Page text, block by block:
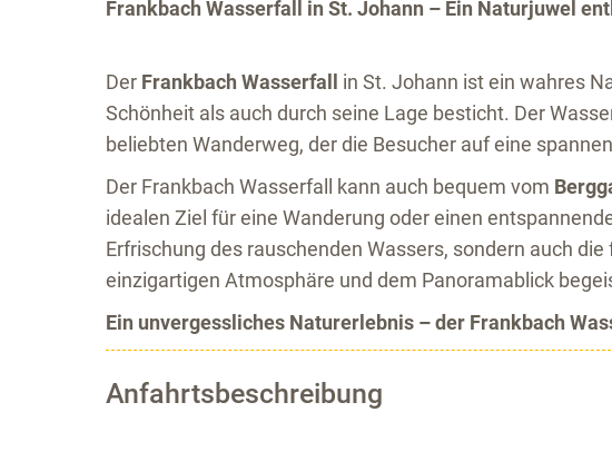
Frankbach Wasserfall in St. Johann – Ein Naturjuwel
Der Frankbach Wasserfall
in St. Johann ist ein wahres
Schönheit als auch durch seine Lage besticht. Der
beliebten Wanderweg, der die Besucher auf eine
Der Frankbach Wasserfall kann auch bequem vom
idealen Ziel für eine Wanderung oder einen
Erfrischung des rauschenden Wassers, sondern auch
einzigartigen Atmosphäre und dem Panoramablick
Ein unvergessliches Naturerlebnis – der Frankbach
Anfahrtsbeschreibung